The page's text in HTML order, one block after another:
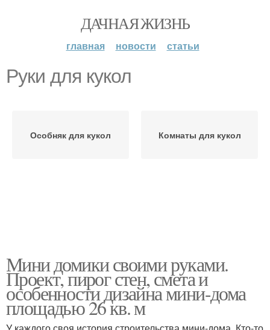
ДАЧНАЯ ЖИЗНЬ
главная новости статьи
Руки для кукол
Особняк для кукол Комнаты для кукол
Мини домики своими руками.
Проект, пирог стен, смета и
особенности дизайна мини-дома
площадью 26 кв. м